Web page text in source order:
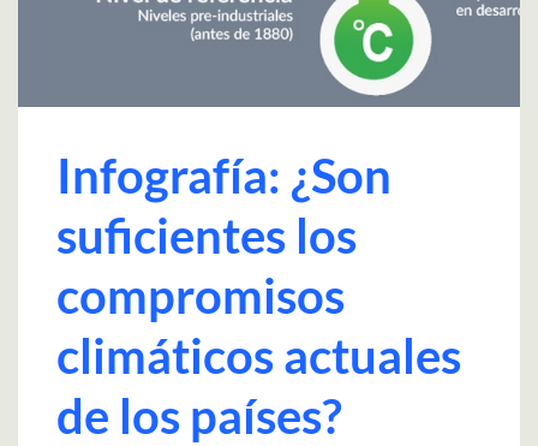
Infografía: ¿Son
suficientes los
compromisos
climáticos actuales
de los países?